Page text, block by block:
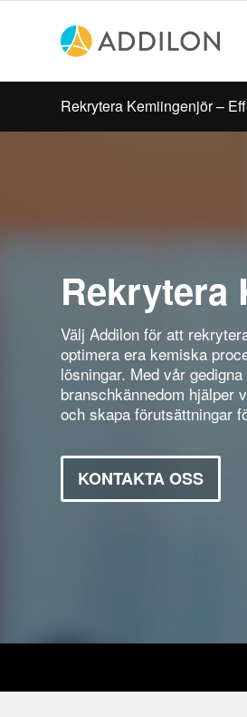
Rekrytera Kemiingenjör –
Rekrytera
Välj Addilon för att
optimera era kemiska
lösningar. Med vår
branschkännedom hjälper
och skapa förutsättningar
KONTAKTA OSS